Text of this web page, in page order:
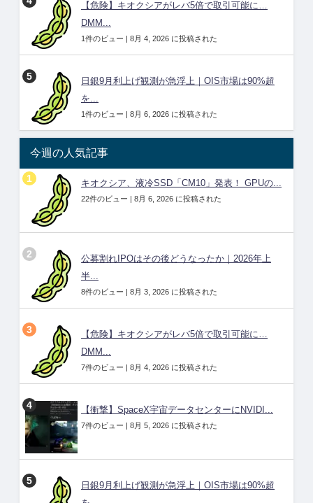
【危険】キオクシアがレバ5倍で取引可能に…
DMM...
1件のビュー | 8月 4, 2026 に投稿された
日銀9月利上げ観測が急浮上｜OIS市場は90%超
を...
1件のビュー | 8月 6, 2026 に投稿された
今週の人気記事
キオクシア、液冷SSD「CM10」発表！ GPUの...
22件のビュー | 8月 6, 2026 に投稿された
公募割れIPOはその後どうなったか｜2026年上
半...
8件のビュー | 8月 3, 2026 に投稿された
【危険】キオクシアがレバ5倍で取引可能に…
DMM...
7件のビュー | 8月 4, 2026 に投稿された
【衝撃】SpaceX宇宙データセンターにNVIDI...
7件のビュー | 8月 5, 2026 に投稿された
日銀9月利上げ観測が急浮上｜OIS市場は90%超